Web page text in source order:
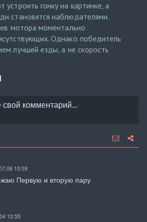
гонку на картинке, а
становятся наблюдателями.
мотора моментально
Однако победитель
лучшей езды, а не скорость
10:59
Первую и вторую пару
12:55